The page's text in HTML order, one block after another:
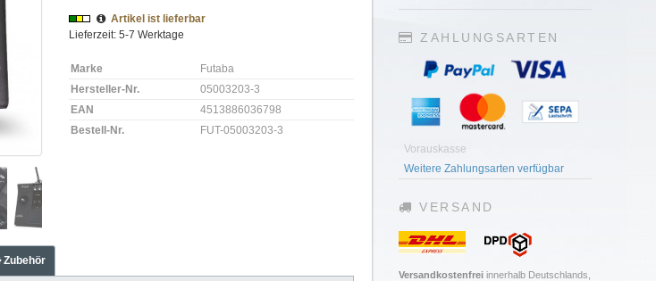
Artikel ist lieferbar
Lieferzeit: 5-7 Werktage
Marke
Futaba
Hersteller-Nr.
05003203-3
EAN
4513886036798
Bestell-Nr.
FUT-05003203-3
Zubehör
ZAHLUNGSARTEN
Vorauskasse
Weitere Zahlungsarten verfügbar
VERSAND
Versandkostenfrei innerhalb Deutschlands,